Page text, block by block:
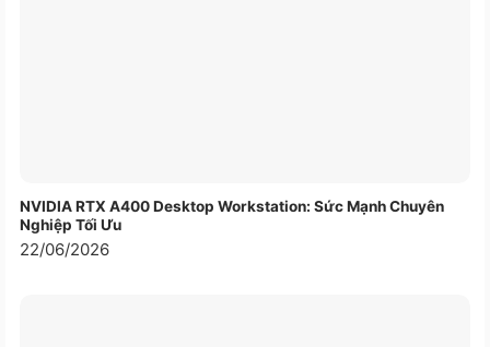
thêm1 khe M.2 2280 SATA & NVMevới khả năng
nâng cấp SSD lên đến
NVIDIA RTX A400 Desktop Workstation: Sức Mạnh Chuyên
Nghiệp Tối Ưu
22/06/2026